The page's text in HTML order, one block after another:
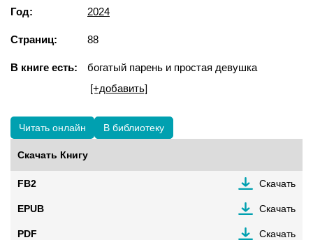
Год: 2024
Страниц: 88
В книге есть:
богатый парень и простая девушка
[+добавить]
Читать онлайн В библиотеку
Скачать Книгу
FB2 Скачать
EPUB Скачать
PDF Скачать